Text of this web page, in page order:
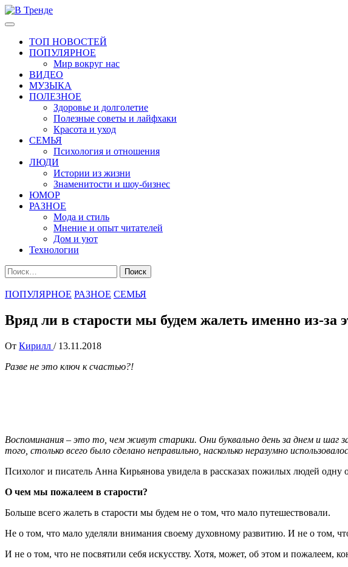
Перейти
к
Основное
ТОП НОВОСТЕЙ
ПОПУЛЯРНОЕ
Мир вокруг нас
ВИДЕО
МУЗЫКА
ПОЛЕЗНОЕ
Здоровье и долголетие
Полезные советы и лайфхаки
Красота и уход
СЕМЬЯ
Психология и отношения
ЛЮДИ
Истории из жизни
Знаменитости и шоу-бизнес
ЮМОР
РАЗНОЕ
Мода и стиль
Мнение и опыт читателей
Дом и уют
Технологии
Найти:
ПОПУЛЯРНОЕ РАЗНОЕ СЕМЬЯ
Вряд ли в старости мы будем жалеть именно из-за
От Кирилл / 13.11.2018
Разве не это ключ к счастью?!
Воспоминания – это то, чем живут старики. Они буквально день за днем и
того, столько всего было сделано неправильно, насколько неразумно
Психолог и писатель Анна Кирьянова увидела в рассказах пожилых людей
О чем мы пожалеем в старости?
Больше всего жалеть в старости мы будем не о том, что мало путешествовали.
Не о том, что мало уделяли внимания своему духовному развитию. И не о том,
И не о том, что не посвятили себя искусству. Хотя, может, об этом и пожалеем,